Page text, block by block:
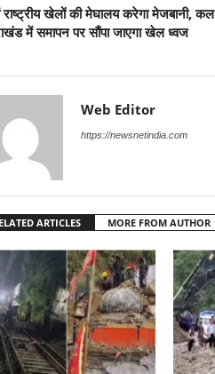
खेलों की मेघालय करेगा मेजबानी, कल
में समापन पर सौंपा जाएगा खेल ध्वज
Web Editor
https://newsnetindia.com
ARTICLES MORE FROM AUTHOR